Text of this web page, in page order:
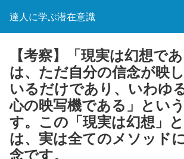
達人に学ぶ潜在意識
【考察】「現実は幻想で
は、ただ自分の信念が映
いるだけであり、いわゆ
心の映写機である」とい
す。この「現実は幻想」
は、実は全てのメソッド
念です。